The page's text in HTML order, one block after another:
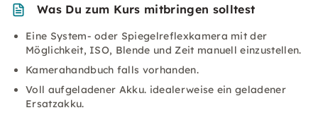
Was Du zum Kurs mitbringen solltest
Eine System- oder Spiegelreflexkamera mit der
Möglichkeit, ISO, Blende und Zeit manuell einzustellen.
Kamerahandbuch falls vorhanden.
Voll aufgeladener Akku. idealerweise ein geladener
Ersatzakku.